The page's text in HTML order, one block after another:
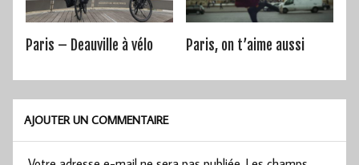
Paris – Deauville à vélo Paris, on t’aime aussi
AJOUTER UN COMMENTAIRE